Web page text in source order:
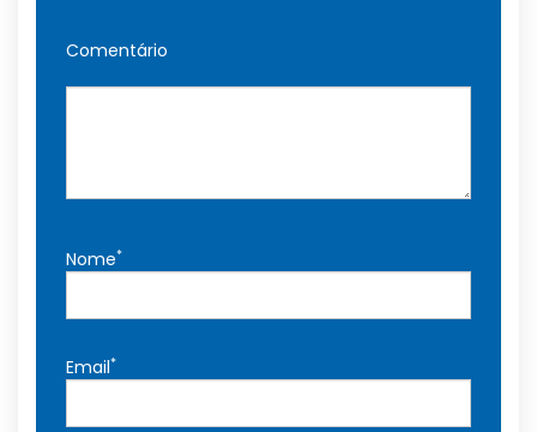
Comentário
Nome*
Email*